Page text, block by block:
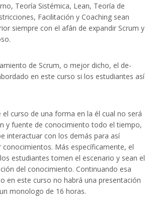
Teoría Sistémica, Lean, Teoría de
Facilitación y Coaching sean
siempre con el afán de expandir Scrum y
de Scrum, o mejor dicho, el de-
en este curso si los estudiantes así
curso de una forma en la él cual no será
y fuente de conocimiento todo el tiempo,
interactuar con los demás para así
conocimientos. Más específicamente, el
estudiantes tomen el escenario y sean el
del conocimiento. Continuando esa
en este curso no habrá una presentación
monologo de 16 horas.